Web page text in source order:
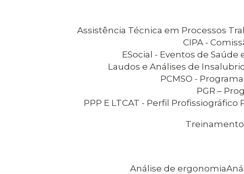
Assistência Técnica em Processos
CIPA -
eSocial - Eventos de
Laudos e Análises de
PCMSO -
PGR –
PPP E LTCAT - Perfil Profissiográfico Previdenciário e Laudo Técnico das Condições Ambientais de
Análise de ergonomia